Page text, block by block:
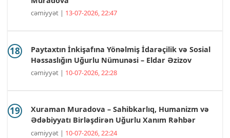
cəmiyyət | 13-07-2026, 22:47
Paytaxtın İnkişafına Yönəlmiş İdarəçilik və Sosial
Həssaslığın Uğurlu Nümunəsi – Eldar Əzizov
cəmiyyət | 10-07-2026, 22:28
Xuraman Muradova – Sahibkarlıq, Humanizm və
Ədəbiyyatı Birləşdirən Uğurlu Xanım Rəhbər
cəmiyyət | 10-07-2026, 22:24